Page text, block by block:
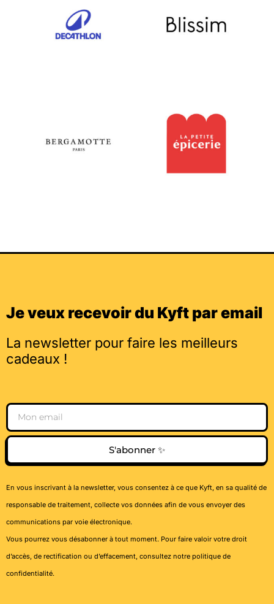
Je veux recevoir du Kyft par email
La newsletter pour faire les meilleurs
cadeaux !
Email
S'abonner ✨
En vous inscrivant à la newsletter, vous consentez à ce que Kyft, en sa qualité de
responsable de traitement, collecte vos données afin de vous envoyer des
communications par voie électronique.
Vous pourrez vous désabonner à tout moment. Pour faire valoir votre droit
d’accès, de rectification ou d’effacement, consultez notre politique de
confidentialité.